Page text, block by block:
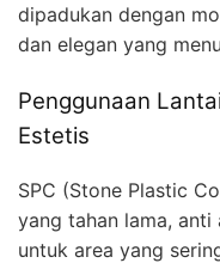
dipadukan dengan
dan elegan yang
Penggunaan
Estetis
SPC (Stone Plastic
yang tahan lama,
untuk area yang